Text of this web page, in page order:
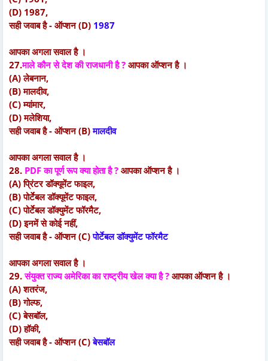
(D) 1987,
सही जवाब है - ऑप्शन (D) 1987
आपका अगला सवाल है ।
27.माले कौन से देश की राजधानी है ? आपका ऑप्शन है ।
(A) लेबनान,
(B) मालदीव,
(C) म्यांमार,
(D) मलेशिया,
सही जवाब है - ऑप्शन (B)मालदीव
आपका अगला सवाल है ।
28. PDF का पूर्ण रूप क्या होता है ? आपका ऑप्शन है ।
(A) प्रिंटर डॉक्यूमेंट फाइल,
(B) पोर्टेबल डॉक्यूमेंट फाइल,
(C) पोर्टेबल डॉक्युमेंट फॉरमैट,
(D) इनमें से कोई नहीं,
सही जवाब है - ऑप्शन (C)पोर्टेबल डॉक्युमेंट फॉरमैट
आपका अगला सवाल है ।
29.संयुक्त राज्य अमेरिका का राष्ट्रीय खेल क्या है ? आपका ऑप्शन है ।
(A) शतरंज,
(B) गोल्फ,
(C) बेसबॉल,
(D) हॉकी,
सही जवाब है - ऑप्शन (C)बेसबॉल